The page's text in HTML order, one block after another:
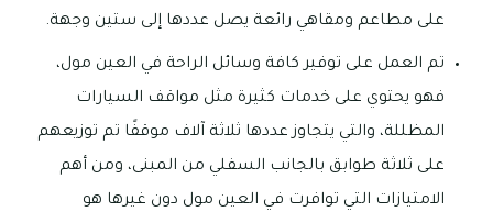
على مطاعم ومقاهي رائعة يصل عددها إلى ستين وجهة.
تم العمل على توفير كافة وسائل الراحة في العين مول،
فهو يحتوي على خدمات كثيرة مثل مواقف السيارات
المظللة، والتي يتجاوز عددها ثلاثة آلاف موقفًا تم توزيعهم
على ثلاثة طوابق بالجانب السفلي من المبنى، ومن أهم
الامتيازات التي توافرت في العين مول دون غيرها هو